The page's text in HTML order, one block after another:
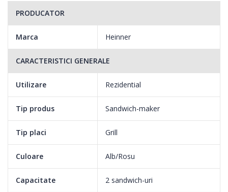
PLACI GRILL ANTI-ADEZIVE
Datorita placilor grill cu invelis anti-adezive, alimentele nu se
petrecut in bucatarie.
PRODUCATOR
Marca Heinner
CARACTERISTICI GENERALE
Utilizare Rezidential
Tip produs Sandwich-maker
Tip placi Grill
Culoare Alb/Rosu
Capacitate 2 sandwich-uri